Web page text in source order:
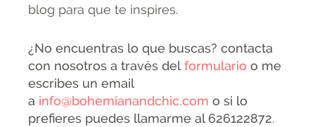
blog para que te inspires.
¿No encuentras lo que buscas? contacta
con nosotros a través del formulario o me
escribes un email
a info@bohemianandchic.com o si lo
prefieres puedes llamarme al 626122872.